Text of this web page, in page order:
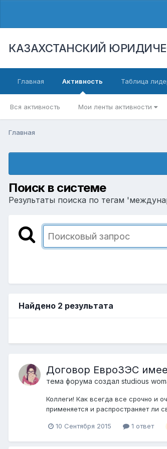
КАЗАХСТАНСКИЙ
Главная Активность
Вся активность Мои ленты активности
Таблица
Главная
Поиск в системе
Результаты поиска по тегам
Найдено 2 результата
Договор ЕвроЗЭС
тема форума создал studious
Коллеги! Как всегда все срочно и
применяется и распространяет ли
10 Сентября 2015 1 ответ